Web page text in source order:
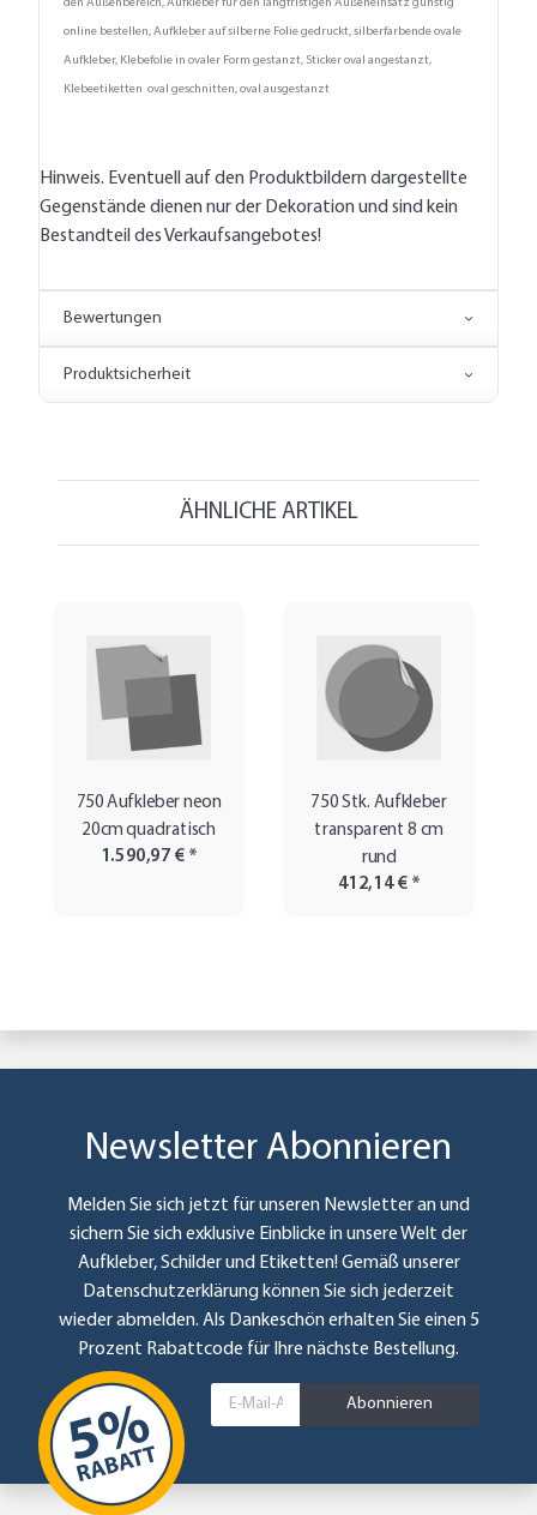
online bestellen, Aufkleber auf silberne Folie gedruckt, silberfarbende ovale
Aufkleber, Klebefolie in ovaler Form gestanzt, Sticker oval angestanzt,
Klebeetiketten oval geschnitten, oval ausgestanzt
Hinweis. Eventuell auf den Produktbildern dargestellte
Gegenstände dienen nur der Dekoration und sind kein
Bestandteil des Verkaufsangebotes!
Bewertungen
Produktsicherheit
ÄHNLICHE ARTIKEL
750 Aufkleber neon
20cm quadratisch
1.590,97 € *
750 Stk. Aufkleber
transparent 8 cm
rund
412,14 € *
Newsletter Abonnieren
Melden Sie sich jetzt für unseren Newsletter an und
sichern Sie sich exklusive Einblicke in unsere Welt der
Aufkleber, Schilder und Etiketten! Gemäß unserer
Datenschutzerklärung können Sie sich jederzeit
wieder abmelden. Als Dankeschön erhalten Sie einen 5
Prozent Rabattcode für Ihre nächste Bestellung.
Abonnieren